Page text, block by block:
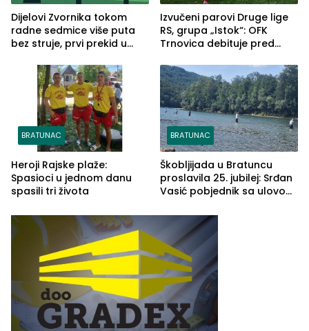
Dijelovi Zvornika tokom
radne sedmice više puta
bez struje, prvi prekid u
Izvučeni parovi Druge lige
RS, grupa „Istok“: OFK
Trnovica debituje pred
Drine HE
BRATUNAC
Heroji Rajske plaže:
Spasioci u jednom danu
spasili tri života
BRATUNAC
Škobljijada u Bratuncu
proslavila 25. jubilej: Srđan
Vasić pobjednik sa ulovom